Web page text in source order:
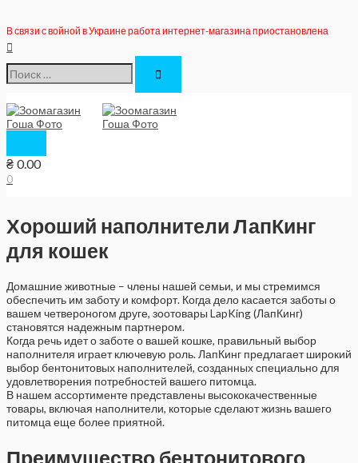
кВ связи с войной в Украине работа интернет-магазина приостановлена
Поиск:
меню
₴ 0.00
0
Хороший наполнители ЛапКинг
для кошек
Домашние животные – члены нашей семьи, и мы стремимся
обеспечить им заботу и комфорт. Когда дело касается заботы о
вашем четвероногом друге, зоотовары LapKing (ЛапКинг)
становятся надежным партнером.
Когда речь идет о заботе о вашей кошке, правильный выбор
наполнителя играет ключевую роль. ЛапКинг предлагает широкий
выбор бентонитовых наполнителей, созданных специально для
удовлетворения потребностей вашего питомца.
В нашем ассортименте представлены высококачественные
товары, включая наполнители, которые сделают жизнь вашего
питомца еще более приятной.
Преимущество бентонитового